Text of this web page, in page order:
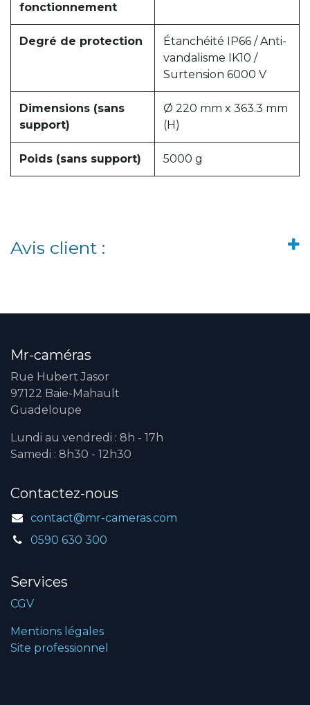
fonctionnement
Degré de protection
Étanchéité IP66 / Anti-
vandalisme IK10 /
Surtension 6000 V
Dimensions (sans
support)
Ø 220 mm x 363.3 mm
(H)
Poids (sans support) 5000 g
Avis client :
Mr-caméras
Rue Hubert Jasor
97122 Baie-Mahault
Guadeloupe
Lundi au vendredi : 8h - 17h
Samedi : 8h30 - 12h30
Contactez-nous
contact@mr-cameras.com
0590 630 300
Services
CGV
Mentions légales
Site professionnel